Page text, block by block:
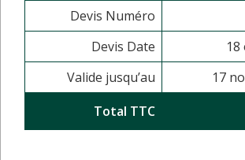
Devis Numéro
Devis Date
Valide jusqu’au
17
Total TTC